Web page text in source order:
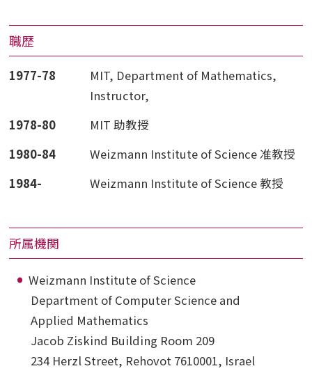
職歴
1977-78
MIT, Department of Mathematics,
Instructor,
1978-80
MIT 助教授
1980-84
Weizmann Institute of Science 准教授
1984-
Weizmann Institute of Science 教授
所属機関
Weizmann Institute of Science
Department of Computer Science and
Applied Mathematics
Jacob Ziskind Building Room 209
234 Herzl Street, Rehovot 7610001, Israel